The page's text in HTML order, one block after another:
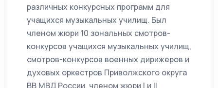
различных конкурсных программ для
учащихся музыкальных училищ. Был
членом жюри 10 зональных смотров-
конкурсов учащихся музыкальных училищ,
смотров-конкурсов военных дирижеров и
духовых оркестров Приволжского округа
ВВ МВД России, членом жюри I и II